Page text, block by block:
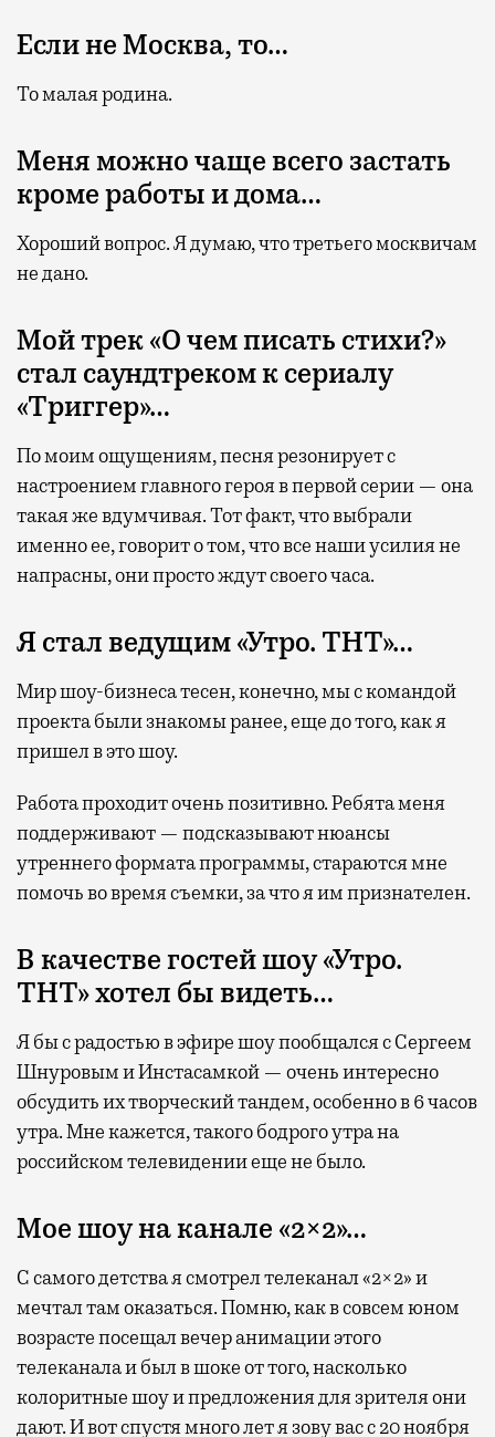
Если не Москва, то…
То малая родина.
Меня можно чаще всего застать
кроме работы и дома…
Хороший вопрос. Я думаю, что третьего москвичам
не дано.
Мой трек «О чем писать стихи?»
стал саундтреком к сериалу
«Триггер»…
По моим ощущениям, песня резонирует с
настроением главного героя в первой серии — она
такая же вдумчивая. Тот факт, что выбрали
именно ее, говорит о том, что все наши усилия не
напрасны, они просто ждут своего часа.
Я стал ведущим «Утро. ТНТ»…
Мир шоу-бизнеса тесен, конечно, мы с командой
проекта были знакомы ранее, еще до того, как я
пришел в это шоу.
Работа проходит очень позитивно. Ребята меня
поддерживают — подсказывают нюансы
утреннего формата программы, стараются мне
помочь во время съемки, за что я им признателен.
В качестве гостей шоу «Утро.
ТНТ» хотел бы видеть…
Я бы с радостью в эфире шоу пообщался с Сергеем
Шнуровым и Инстасамкой — очень интересно
обсудить их творческий тандем, особенно в 6 часов
утра. Мне кажется, такого бодрого утра на
российском телевидении еще не было.
Мое шоу на канале «2×2»…
С самого детства я смотрел телеканал «2×2» и
мечтал там оказаться. Помню, как в совсем юном
возрасте посещал вечер анимации этого
телеканала и был в шоке от того, насколько
колоритные шоу и предложения для зрителя они
дают. И вот спустя много лет я зову вас с 20 ноября